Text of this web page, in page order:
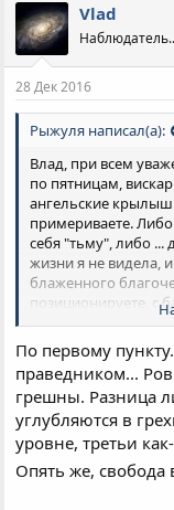
Vlad
28 Дек 2016
Рыжуля написал(а):
Влад, при всем
по пятницам,
ангельские
примериваете.
себя "тьму", либо ...
жизни я не видела,
блаженного
позиционируете, с
И ещё вопрос, Влад,
видеоролики, или
бы смешно?? Или вы
По первому
праведником...
грешны. Разница
углубляются в
уровне, третьи
Опять же, свобода